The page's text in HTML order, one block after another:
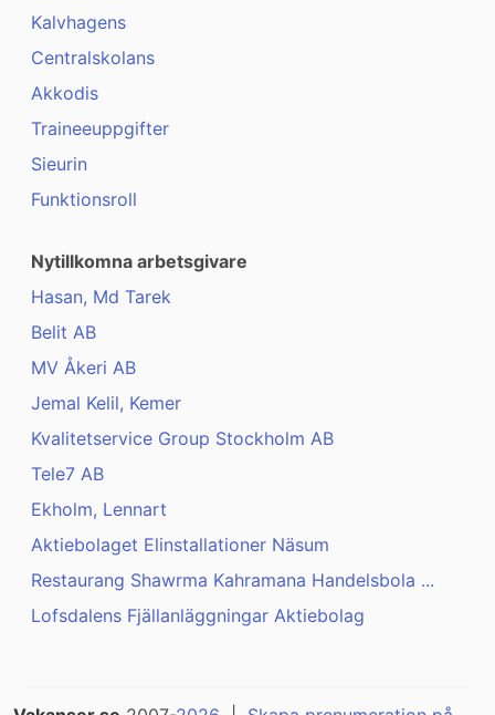
Kalvhagens
Centralskolans
Akkodis
Traineeuppgifter
Sieurin
Funktionsroll
Nytillkomna arbetsgivare
Hasan, Md Tarek
Belit AB
MV Åkeri AB
Jemal Kelil, Kemer
Kvalitetservice Group Stockholm AB
Tele7 AB
Ekholm, Lennart
Aktiebolaget Elinstallationer Näsum
Restaurang Shawrma Kahramana Handelsbola ...
Lofsdalens Fjällanläggningar Aktiebolag